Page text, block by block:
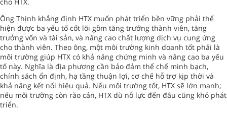
Ông Thịnh khẳng định HTX muốn phát triển bền vững phải thể
hiện được ba yếu tố cốt lõi gồm tăng trưởng thành viên, tăng
trưởng vốn và tài sản, và nâng cao chất lượng dịch vụ cung ứng
cho thành viên. Theo ông, một môi trường kinh doanh tốt phải là
môi trường giúp HTX có khả năng chứng minh và nâng cao ba yếu
tố này. Nghĩa là địa phương cần bảo đảm thể chế minh bạch,
chính sách ổn định, hạ tầng thuận lợi, cơ chế hỗ trợ kịp thời và
khả năng kết nối hiệu quả. Nếu môi trường tốt, HTX sẽ lớn mạnh;
nếu môi trường còn rào cản, HTX dù nỗ lực đến đâu cũng khó phát
triển.